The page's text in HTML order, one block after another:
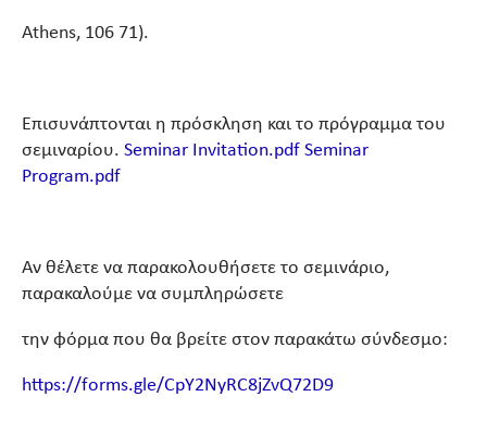
Athens, 106 71).
Επισυνάπτονται η πρόσκληση και το πρόγραμμα του
σεμιναρίου. Seminar Invitation.pdf Seminar
Program.pdf
Αν θέλετε να παρακολουθήσετε το σεμινάριο,
παρακαλούμε να συμπληρώσετε
την φόρμα που θα βρείτε στον παρακάτω σύνδεσμο:
https://forms.gle/CpY2NyRC8jZvQ72D9